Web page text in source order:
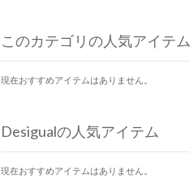
このカテゴリの人気アイテム
現在おすすめアイテムはありません。
Desigualの人気アイテム
現在おすすめアイテムはありません。